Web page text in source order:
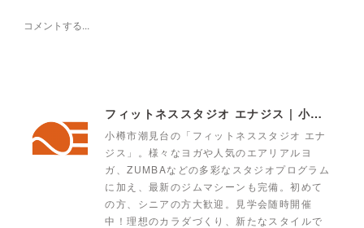
フィットネススタジオ エナジス | 小樽・スポーツクラブ・ENERGYS
小樽市潮見台の「フィットネススタジオ エナ
ジス」。様々なヨガや人気のエアリアルヨ
ガ、ZUMBAなどの多彩なスタジオプログラム
に加え、最新のジムマシーンも完備。初めて
の方、シニアの方大歓迎。見学会随時開催
中！理想のカラダづくり、新たなスタイルで